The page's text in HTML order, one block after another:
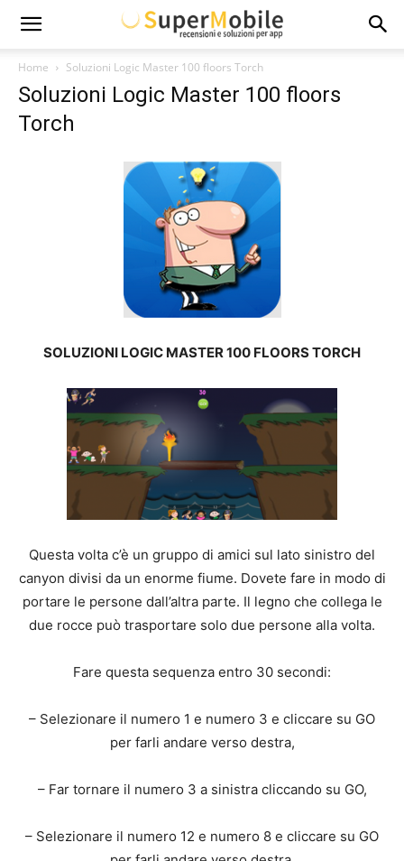
Super
Mobile
Home Soluzioni Logic Master 100 floors Torch
Soluzioni Logic Master 100 floors
Torch
SOLUZIONI LOGIC MASTER 100 FLOORS TORCH
Questa volta c’è un gruppo di amici sul lato sinistro del
canyon divisi da un enorme fiume. Dovete fare in modo di
portare le persone dall’altra parte. Il legno che collega le
due rocce può trasportare solo due persone alla volta.
Fare questa sequenza entro 30 secondi:
– Selezionare il numero 1 e numero 3 e cliccare su GO
per farli andare verso destra,
– Far tornare il numero 3 a sinistra cliccando su GO,
– Selezionare il numero 12 e numero 8 e cliccare su GO